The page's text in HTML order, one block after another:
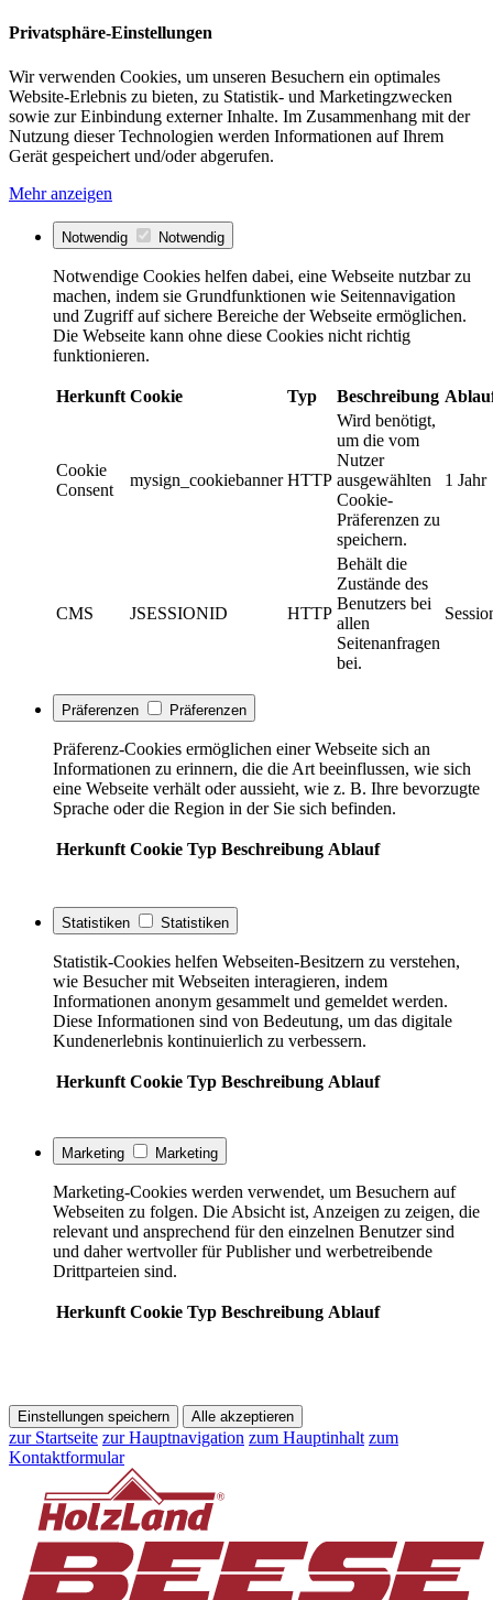
Privatsphäre-Einstellungen
Wir verwenden Cookies, um unseren Besuchern ein optimales
Website-Erlebnis zu bieten, zu Statistik- und Marketingzwecken
sowie zur Einbindung externer Inhalte. Im Zusammenhang mit der
Nutzung dieser Technologien werden Informationen auf Ihrem
Gerät gespeichert und/oder abgerufen.
Mehr anzeigen
Notwendig Notwendig
Notwendige Cookies helfen dabei, eine Webseite nutzbar zu
machen, indem sie Grundfunktionen wie Seitennavigation
und Zugriff auf sichere Bereiche der Webseite ermöglichen.
Die Webseite kann ohne diese Cookies nicht richtig
funktionieren.
Herkunft Cookie Typ Beschreibung
Cookie
Consent
mysign_cookiebanner HTTP
Wird benötigt,
um die vom
Nutzer
ausgewählten
Cookie-
Präferenzen zu
speichern.
1 Jahr
CMS JSESSIONID HTTP
Behält die
Zustände des
Benutzers bei
allen
Seitenanfragen
bei.
Präferenzen Präferenzen
Präferenz-Cookies ermöglichen einer Webseite sich an
Informationen zu erinnern, die die Art beeinflussen, wie sich
eine Webseite verhält oder aussieht, wie z. B. Ihre bevorzugte
Sprache oder die Region in der Sie sich befinden.
Herkunft Cookie Typ Beschreibung Ablauf
Statistiken Statistiken
Statistik-Cookies helfen Webseiten-Besitzern zu verstehen,
wie Besucher mit Webseiten interagieren, indem
Informationen anonym gesammelt und gemeldet werden.
Diese Informationen sind von Bedeutung, um das digitale
Kundenerlebnis kontinuierlich zu verbessern.
Herkunft Cookie Typ Beschreibung Ablauf
Marketing Marketing
Marketing-Cookies werden verwendet, um Besuchern auf
Webseiten zu folgen. Die Absicht ist, Anzeigen zu zeigen, die
relevant und ansprechend für den einzelnen Benutzer sind
und daher wertvoller für Publisher und werbetreibende
Drittparteien sind.
Herkunft Cookie Typ Beschreibung Ablauf
Einstellungen speichern Alle akzeptieren
zur Startseite zur Hauptnavigation zum Hauptinhalt zum
Kontaktformular